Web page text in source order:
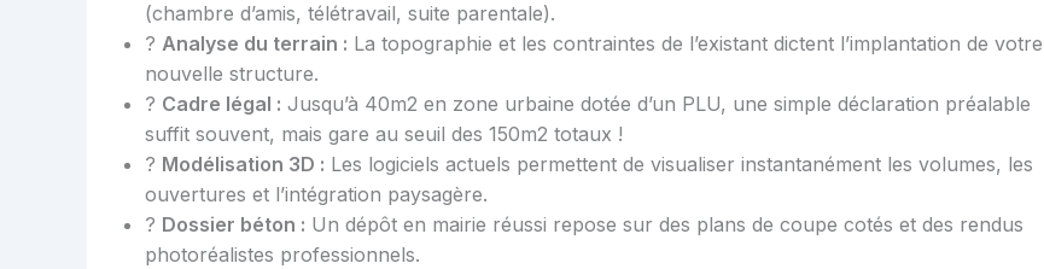
(chambre d’amis, télétravail, suite parentale).
? Analyse du terrain : La topographie et les contraintes de l’existant dictent l’implantation de votre
nouvelle structure.
?️ Cadre légal : Jusqu’à 40m2 en zone urbaine dotée d’un PLU, une simple déclaration préalable
suffit souvent, mais gare au seuil des 150m2 totaux !
? Modélisation 3D : Les logiciels actuels permettent de visualiser instantanément les volumes, les
ouvertures et l’intégration paysagère.
? Dossier béton : Un dépôt en mairie réussi repose sur des plans de coupe cotés et des rendus
photoréalistes professionnels.